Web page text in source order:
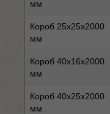
мм
Короб 25x25x2000
мм
Короб 40x16x2000
мм
Короб 40x25x2000
мм